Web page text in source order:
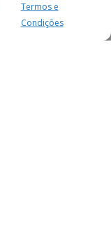
Termos e
Condições